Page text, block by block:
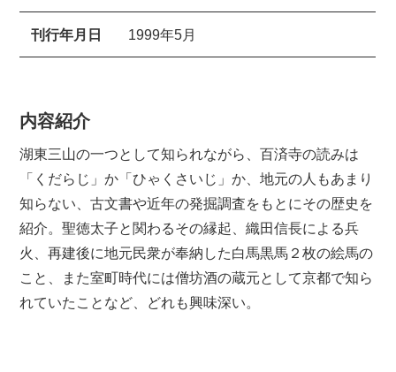
刊行年月日 1999年5月
内容紹介
湖東三山の一つとして知られながら、百済寺の読みは
「くだらじ」か「ひゃくさいじ」か、地元の人もあまり
知らない、古文書や近年の発掘調査をもとにその歴史を
紹介。聖徳太子と関わるその縁起、織田信長による兵
火、再建後に地元民衆が奉納した白馬黒馬２枚の絵馬の
こと、また室町時代には僧坊酒の蔵元として京都で知ら
れていたことなど、どれも興味深い。